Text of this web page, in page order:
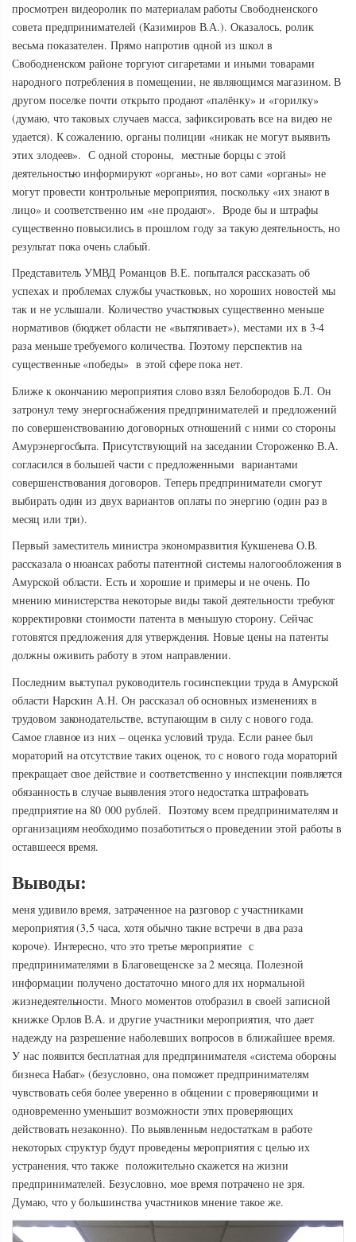
просмотрен видеоролик по материалам работы Свободненского
совета предпринимателей (Казимиров В.А.). Оказалось, ролик
весьма показателен. Прямо напротив одной из школ в
Свободненском районе торгуют сигаретами и иными товарами
народного потребления в помещении, не являющимся магазином. В
другом поселке почти открыто продают «палёнку» и «горилку»
(думаю, что таковых случаев масса, зафиксировать все на видео не
удается). К сожалению, органы полиции «никак не могут выявить
этих злодеев». С одной стороны, местные борцы с этой
деятельностью информируют «органы», но вот сами «органы» не
могут провести контрольные мероприятия, поскольку «их знают в
лицо» и соответственно им «не продают». Вроде бы и штрафы
существенно повысились в прошлом году за такую деятельность, но
результат пока очень слабый.
Представитель УМВД Романцов В.Е. попытался рассказать об
успехах и проблемах службы участковых, но хороших новостей мы
так и не услышали. Количество участковых существенно меньше
нормативов (бюджет области не «вытягивает»), местами их в 3-4
раза меньше требуемого количества. Поэтому перспектив на
существенные «победы» в этой сфере пока нет.
Ближе к окончанию мероприятия слово взял Белобородов Б.Л. Он
затронул тему энергоснабжения предпринимателей и предложений
по совершенствованию договорных отношений с ними со стороны
Амурэнергосбыта. Присутствующий на заседании Стороженко В.А.
согласился в большей части с предложенными вариантами
совершенствования договоров. Теперь предприниматели смогут
выбирать один из двух вариантов оплаты по энергию (один раз в
месяц или три).
Первый заместитель министра экономразвития Кукшенева О.В.
рассказала о нюансах работы патентной системы налогообложения в
Амурской области. Есть и хорошие и примеры и не очень. По
мнению министерства некоторые виды такой деятельности требуют
корректировки стоимости патента в меньшую сторону. Сейчас
готовятся предложения для утверждения. Новые цены на патенты
должны оживить работу в этом направлении.
Последним выступал руководитель госинспекции труда в Амурской
области Нарскин А.Н. Он рассказал об основных изменениях в
трудовом законодательстве, вступающим в силу с нового года.
Самое главное из них – оценка условий труда. Если ранее был
мораторий на отсутствие таких оценок, то с нового года мораторий
прекращает свое действие и соответственно у инспекции появляется
обязанность в случае выявления этого недостатка штрафовать
предприятие на 80 000 рублей. Поэтому всем предпринимателям и
организациям необходимо позаботиться о проведении этой работы в
оставшееся время.
Выводы:
меня удивило время, затраченное на разговор с участниками
мероприятия (3,5 часа, хотя обычно такие встречи в два раза
короче). Интересно, что это третье мероприятие с
предпринимателями в Благовещенске за 2 месяца. Полезной
информации получено достаточно много для их нормальной
жизнедеятельности. Много моментов отобразил в своей записной
книжке Орлов В.А. и другие участники мероприятия, что дает
надежду на разрешение наболевших вопросов в ближайшее время.
У нас появится бесплатная для предпринимателя «система обороны
бизнеса Набат» (безусловно, она поможет предпринимателям
чувствовать себя более уверенно в общении с проверяющими и
одновременно уменьшит возможности этих проверяющих
действовать незаконно). По выявленным недостаткам в работе
некоторых структур будут проведены мероприятия с целью их
устранения, что также положительно скажется на жизни
предпринимателей. Безусловно, мое время потрачено не зря.
Думаю, что у большинства участников мнение такое же.